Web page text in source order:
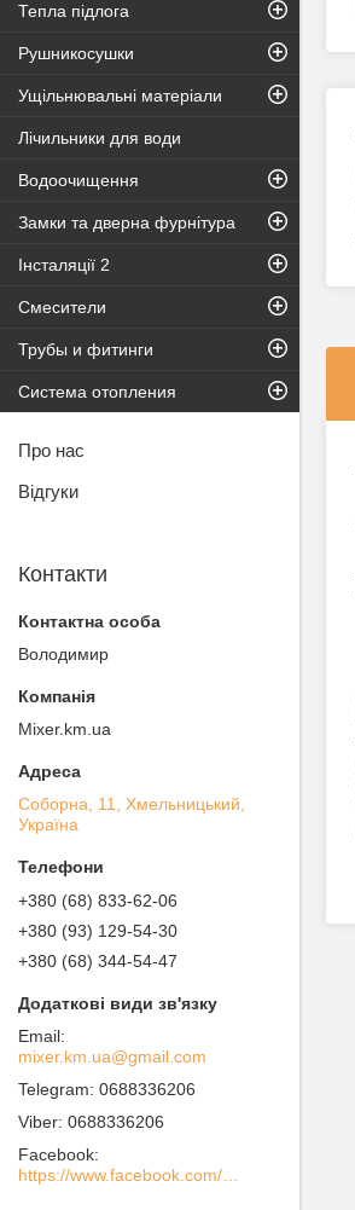
Тепла підлога
Рушникосушки
Ущільнювальні матеріали
Лічильники для води
Водоочищення
Замки та дверна фурнітура
Інсталяції 2
Смесители
Трубы и фитинги
Система отопления
Про нас
Відгуки
Контакти
Володимир
Mixer.km.ua
Соборна, 11, Хмельницький,
Україна
+380 (68) 833-62-06
+380 (93) 129-54-30
+380 (68) 344-54-47
mixer.km.ua@gmail.com
0688336206
0688336206
Facebook